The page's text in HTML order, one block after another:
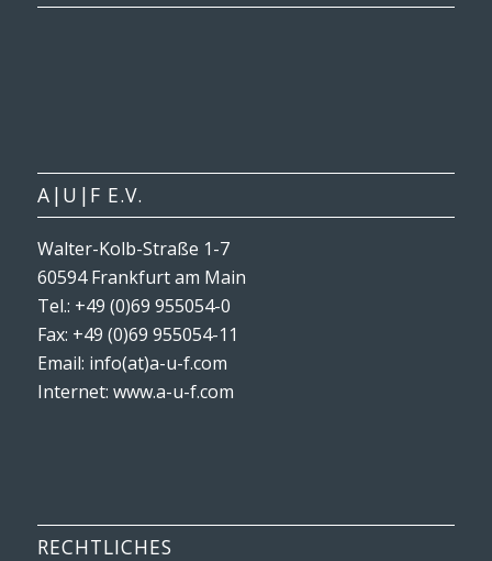
A|U|F E.V.
Walter-Kolb-Straße 1-7
60594 Frankfurt am Main
Tel.: +49 (0)69 955054-0
Fax: +49 (0)69 955054-11
Email: info(at)a-u-f.com
Internet: www.a-u-f.com
RECHTLICHES